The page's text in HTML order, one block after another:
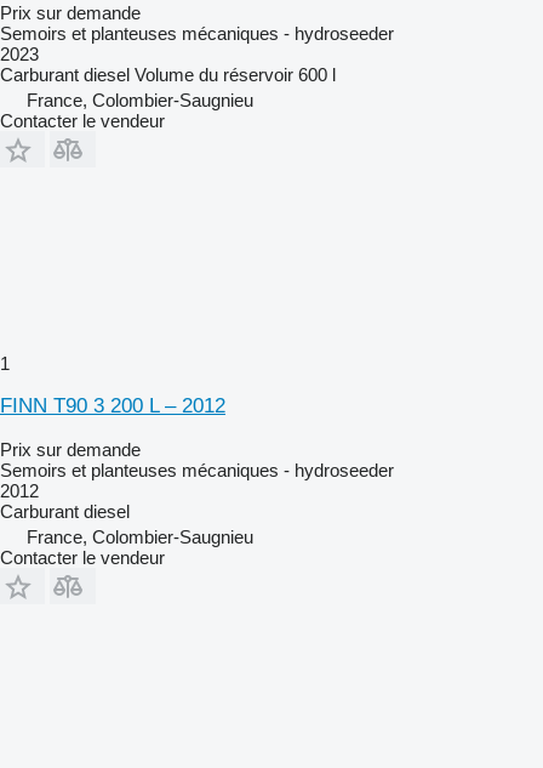
Prix sur demande
Semoirs et planteuses mécaniques - hydroseeder
2023
Carburant diesel Volume du réservoir 600 l
France, Colombier-Saugnieu
Contacter le vendeur
1
FINN T90 3 200 L – 2012
Prix sur demande
Semoirs et planteuses mécaniques - hydroseeder
2012
Carburant diesel
France, Colombier-Saugnieu
Contacter le vendeur